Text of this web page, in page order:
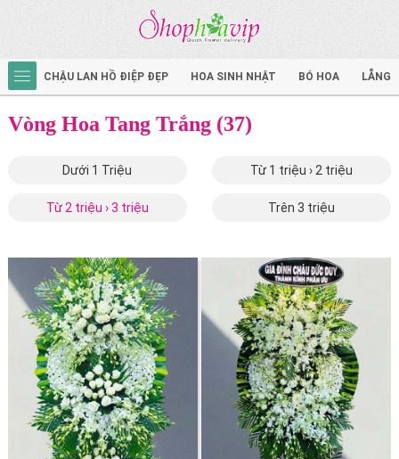
CHẬU LAN HỒ ĐIỆP ĐẸP HOA SINH NHẬT BÓ HOA LẴNG
Vòng Hoa Tang Trắng (37)
Dưới 1 Triệu Từ 1 triệu › 2 triệu
Từ 2 triệu › 3 triệu Trên 3 triệu